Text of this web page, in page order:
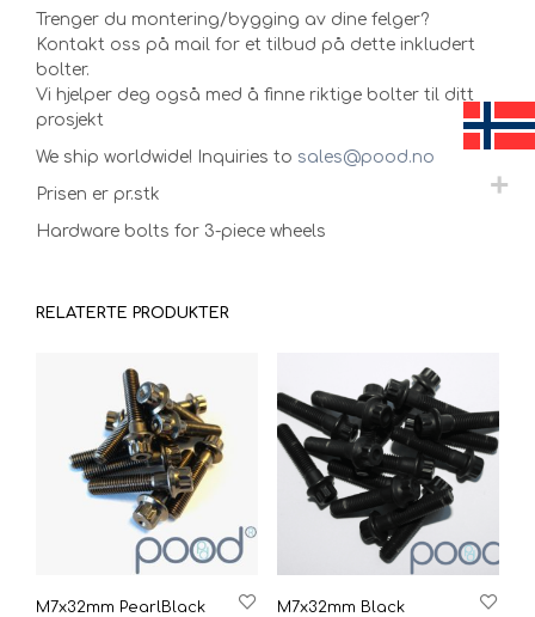
Trenger du montering/bygging av dine felger?
Kontakt oss på mail for et tilbud på dette inkludert
bolter.
Vi hjelper deg også med å finne riktige bolter til ditt
prosjekt
We ship worldwide! Inquiries to sales@pood.no
Prisen er pr.stk
Hardware bolts for 3-piece wheels
RELATERTE PRODUKTER
M7x32mm PearlBlack
M7x32mm Black